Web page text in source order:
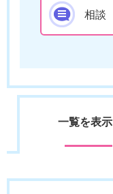
相談
一覧を表示